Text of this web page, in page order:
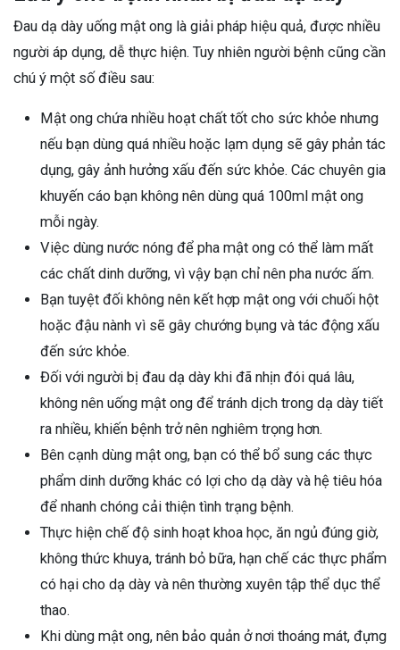
Đau dạ dày uống mật ong là giải pháp hiệu quả, được nhiều
người áp dụng, dễ thực hiện. Tuy nhiên người bệnh cũng cần
chú ý một số điều sau:
Mật ong chứa nhiều hoạt chất tốt cho sức khỏe nhưng
nếu bạn dùng quá nhiều hoặc lạm dụng sẽ gây phản tác
dụng, gây ảnh hưởng xấu đến sức khỏe. Các chuyên gia
khuyến cáo bạn không nên dùng quá 100ml mật ong
mỗi ngày.
Việc dùng nước nóng để pha mật ong có thể làm mất
các chất dinh dưỡng, vì vậy bạn chỉ nên pha nước ấm.
Bạn tuyệt đối không nên kết hợp mật ong với chuối hột
hoặc đậu nành vì sẽ gây chướng bụng và tác động xấu
đến sức khỏe.
Đối với người bị đau dạ dày khi đã nhịn đói quá lâu,
không nên uống mật ong để tránh dịch trong dạ dày tiết
ra nhiều, khiến bệnh trở nên nghiêm trọng hơn.
Bên cạnh dùng mật ong, bạn có thể bổ sung các thực
phẩm dinh dưỡng khác có lợi cho dạ dày và hệ tiêu hóa
để nhanh chóng cải thiện tình trạng bệnh.
Thực hiện chế độ sinh hoạt khoa học, ăn ngủ đúng giờ,
không thức khuya, tránh bỏ bữa, hạn chế các thực phẩm
có hại cho dạ dày và nên thường xuyên tập thể dục thể
thao.
Khi dùng mật ong, nên bảo quản ở nơi thoáng mát, đựng